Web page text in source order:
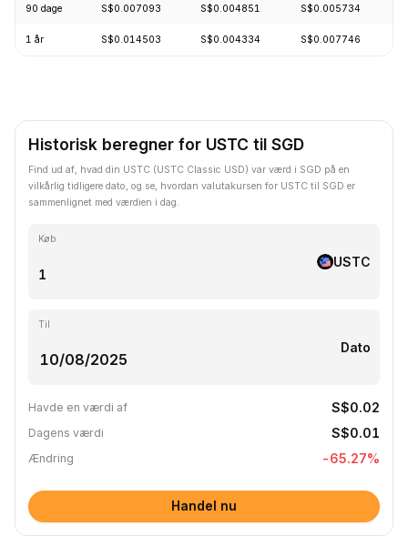
90 dage S$0.007093 S$0.004851 S$0.005734
1 år S$0.014503 S$0.004334 S$0.007746
Historisk beregner for USTC til SGD
Find ud af, hvad din USTC (USTC Classic USD) var værd i SGD på en
vilkårlig tidligere dato, og se, hvordan valutakursen for USTC til SGD er
sammenlignet med værdien i dag.
Køb
USTC
Til
Dato
Havde en værdi af S$0.02
Dagens værdi S$0.01
Ændring -65.27%
Handel nu